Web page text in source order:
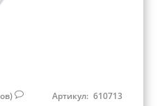
Артикул: 610713